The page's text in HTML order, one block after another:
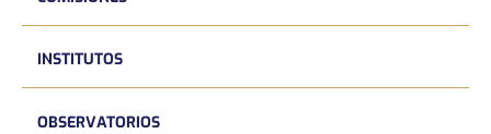
INSTITUTOS
OBSERVATORIOS